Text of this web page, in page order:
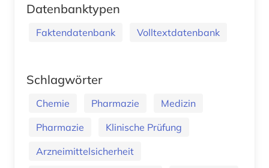
Datenbanktypen
Faktendatenbank Volltextdatenbank
Schlagwörter
Chemie Pharmazie
Medizin
Pharmazie
Klinische Prüfung
Arzneimittelsicherheit